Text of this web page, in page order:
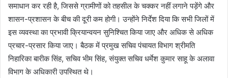
समाधान कर रही है, जिससे ग्रामीणों को तहसील के चक्कर नहीं लगाने पड़ेंगे और
शासन-प्रशासन के बीच की दूरी कम होगी। उन्होंने निर्देश दिया कि सभी जिलों में
इस व्यवस्था का प्रभावी क्रियान्वयन सुनिश्चित किया जाए और अधिक से अधिक
प्रचार-प्रसार किया जाए। बैठक में प्रमुख सचिव पंचायत विभाग श्रीमति
निहारिका बारीक सिंह, सचिव भीम सिंह, संयुक्त सचिव धर्मेश कुमार साहू के अलावा
विभाग के अधिकारी उपस्थित थे।